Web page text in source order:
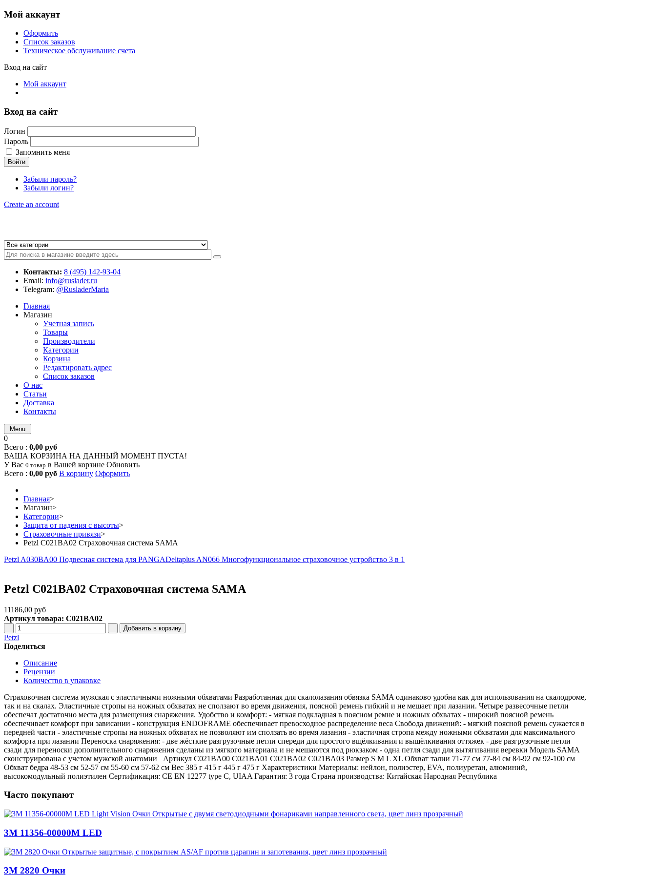
Мой аккаунт
Оформить
Список заказов
Техническое обслуживание счета
Вход на сайт
Мой аккаунт
Вход на сайт
Логин
Пароль
Запомнить меня
Войти
Забыли пароль?
Забыли логин?
Create an account
Контакты: 8 (495) 142-93-04
Email: info@ruslader.ru
Telegram: @RusladerMaria
Главная
Магазин
Учетная запись
Товары
Производители
Категории
Корзина
Редактировать адрес
Список заказов
О нас
Статьи
Доставка
Контакты
Menu
0
Всего : 0,00 руб
ВАША КОРЗИНА НА ДАННЫЙ МОМЕНТ ПУСТА!
У Вас 0 товар в Вашей корзине Обновить
Всего : 0,00 руб В корзину Оформить
Главная>
Магазин>
Категории>
Защита от падения с высоты>
Страховочные привязи>
Petzl C021BA02 Страховочная система SAMA
Petzl A030BA00 Подвесная система для PANGADeltaplus AN066 Многофункциональное страховочное устройство 3 в 1
Petzl C021BA02 Страховочная система SAMA
11186,00 руб
Артикул товара: C021BA02
Petzl
Поделиться
Описание
Рецензии
Количество в упаковке
Cтраховочная система мужская с эластичными ножными обхватами Разработанная для скалолазания обвязка SAMA одинаково удобна как для использования на скалодроме,
так и на скалах. Эластичные стропы на ножных обхватах не сползают во время движения, поясной ремень гибкий и не мешает при лазании. Четыре развесочные петли
обеспечат достаточно места для размещения снаряжения. Удобство и комфорт: - мягкая подкладная в поясном ремне и ножных обхватах - широкий поясной ремень
обеспечивает комфорт при зависании - конструкция ENDOFRAME обеспечивает превосходное распределение веса Свобода движений: - мягкий поясной ремень сужается в
передней части - эластичные стропы на ножных обхватах не позволяют им сползать во время лазания - эластичная стропа между ножными обхватами для максимального
комфорта при лазании Переноска снаряжения: - две жёсткие разгрузочные петли спереди для простого вщёлкивания и выщёлкивания оттяжек - две разгрузочные петли
сзади для переноски дополнительного снаряжения сделаны из мягкого материала и не мешаются под рюкзаком - одна петля сзади для вытягивания веревки Модель SAMA
сконструирована с учетом мужской анатомии Артикул C021BA00 C021BA01 C021BA02 C021BA03 Размер S M L XL Обхват талии 71-77 см 77-84 см 84-92 см 92-100 см
Обхват бедра 48-53 см 52-57 см 55-60 см 57-62 см Вес 385 г 415 г 445 г 475 г Характеристики Материалы: нейлон, полиэстер, EVA, полиуретан, алюминий,
высокомодульный полиэтилен Сертификация: CE EN 12277 type C, UIAA Гарантия: 3 года Страна производства: Китайская Народная Республика
Часто покупают
3M 11356-00000M LED
3M 2820 Очки